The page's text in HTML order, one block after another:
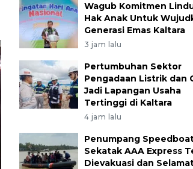
Wagub Komitmen
Hak Anak Untuk
Generasi Emas Kaltara
3 jam lalu
Pertumbuhan Sektor
Pengadaan Listrik dan
Jadi Lapangan Usaha
Tertinggi di Kaltara
4 jam lalu
Penumpang
Sekatak AAA Express
Dievakuasi dan